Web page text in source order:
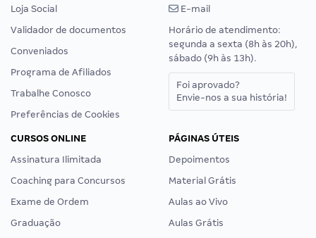
Loja Social
Validador de documentos
Conveniados
Programa de Afiliados
Trabalhe Conosco
Preferências de Cookies
E-mail
Horário de atendimento:
segunda a sexta (8h às 20h),
sábado (9h às 13h).
Foi aprovado?
Envie-nos a sua história!
CURSOS ONLINE
Assinatura Ilimitada
Coaching para Concursos
Exame de Ordem
Graduação
PÁGINAS ÚTEIS
Depoimentos
Material Grátis
Aulas ao Vivo
Aulas Grátis